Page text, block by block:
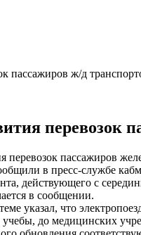
пассажиров ж/д
перевозок
перевозок пассажиров
в пресс-службе
действующего с
в сообщении.
указал, что
до медицинских